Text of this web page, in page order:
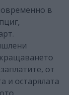
в
от
и остарялата